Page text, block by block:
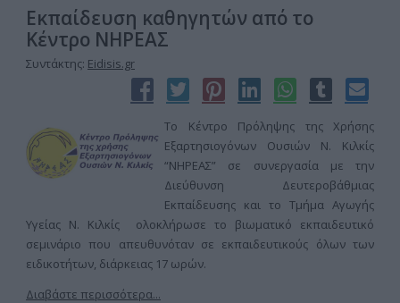
Εκπαίδευση καθηγητών από το
Κέντρο ΝΗΡΕΑΣ
Συντάκτης: Eidisis.gr
Το Κέντρο Πρόληψης της Χρήσης
Εξαρτησιογόνων Ουσιών Ν. Κιλκίς
“ΝΗΡΕΑΣ” σε συνεργασία με την
Διεύθυνση Δευτεροβάθμιας
Εκπαίδευσης και το Τμήμα Αγωγής
Υγείας Ν. Κιλκίς ολοκλήρωσε το βιωματικό εκπαιδευτικό
σεμινάριο που απευθυνόταν σε εκπαιδευτικούς όλων των
ειδικοτήτων, διάρκειας 17 ωρών.
Διαβάστε περισσότερα...